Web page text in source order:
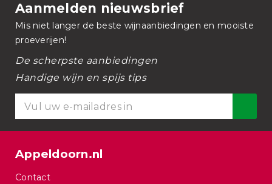
Aanmelden nieuwsbrief
Mis niet langer de beste wijnaanbiedingen en mooiste
proeverijen!
De scherpste aanbiedingen
Handige wijn en spijs tips
Appeldoorn.nl
Contact